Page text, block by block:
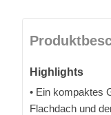
Highlights
• Ein kompaktes
Flachdach und